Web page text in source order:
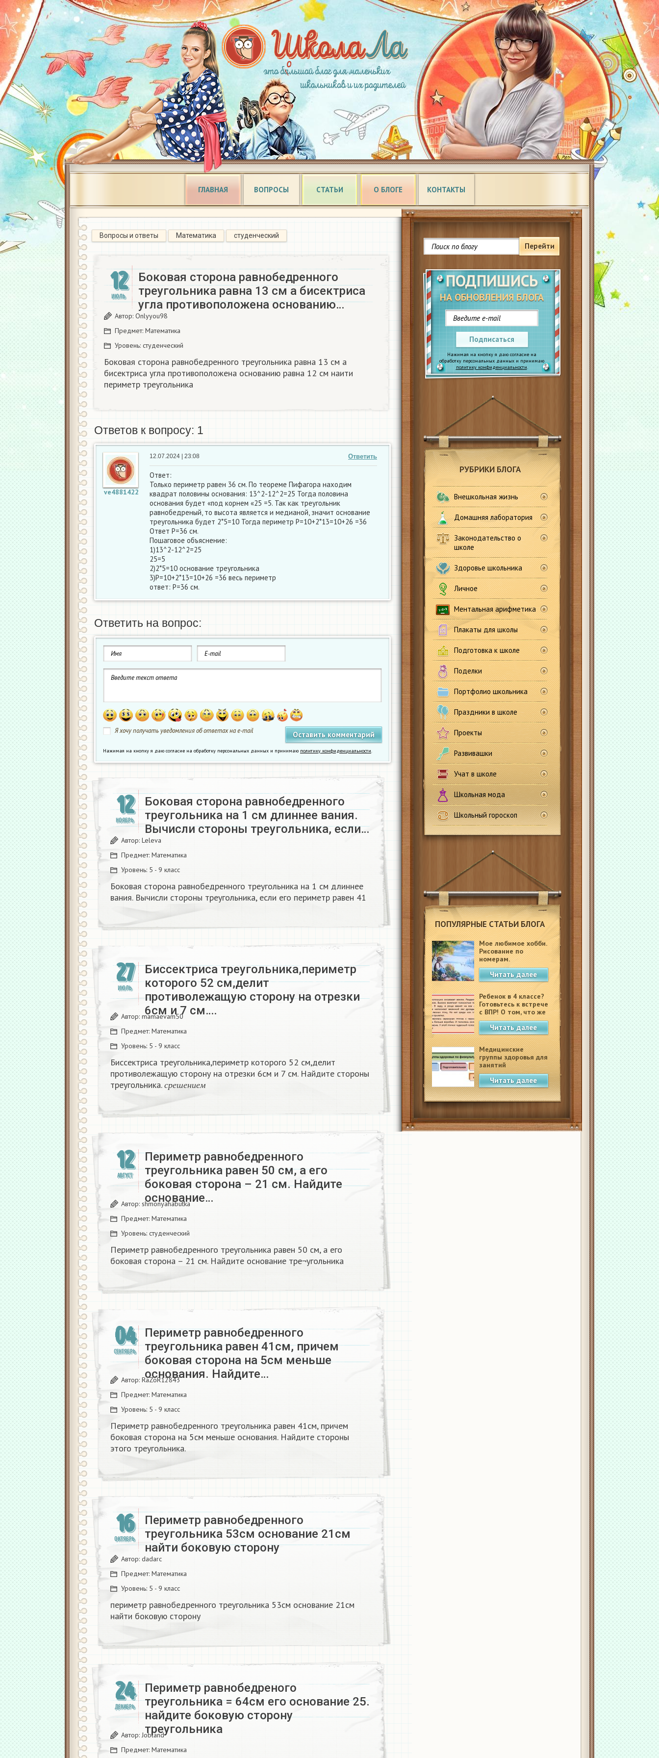
ГЛАВНАЯ ВОПРОСЫ СТАТЬИ О БЛОГЕ КОНТАКТЫ
Перейти
ПОДПИШИСЬ
НА ОБНОВЛЕНИЯ БЛОГА
Подписаться
Нажимая на кнопку я даю согласие на
обработку персональных данных и принимаю
политику конфиденциальности.
РУБРИКИ БЛОГА
Внешкольная жизнь
Домашняя лаборатория
Законодательство о
школе
Здоровье школьника
Личное
Ментальная арифметика
Плакаты для школы
Подготовка к школе
Поделки
Портфолио школьника
Праздники в школе
Проекты
Развивашки
Учат в школе
Школьная мода
Школьный гороскоп
ПОПУЛЯРНЫЕ СТАТЬИ БЛОГА
Мое любимое хобби.
Рисование по
номерам.
Читать далее
Ребенок в 4 классе?
Готовьтесь к встрече
с ВПР! О том, что же
это такое.
Читать далее
Медицинские
группы здоровья для
занятий
физкультурой в
школеЧитать далее
Вопросы и ответы Математика студенческий
12
ИЮЛЬ
Боковая сторона равнобедренного
треугольника равна 13 см а бисектриса
угла противоположена основанию…
Автор: Onlyyou98
Предмет: Математика
Уровень: студенческий
Боковая сторона равнобедренного треугольника равна 13 см а
бисектриса угла противоположена основанию равна 12 см наити
периметр треугольника
Ответов к вопросу: 1
ve4881422
Ответить
12.07.2024 | 23:08
Ответ:
Только периметр равен 36 см. По теореме Пифагора находим
квадрат половины основания: 13^2-12^2=25 Тогда половина
основания будет «под корнем «25 =5. Так как треугольник
равнобедреный, то высота является и медианой, значит основание
треугольника будет 2*5=10 Тогда периметр Р=10+2*13=10+26 =36
Ответ Р=36 см.
Пошаговое объяснение:
1)13^2-12^2=25
25=5
2)2*5=10 основание треугольника
3)Р=10+2*13=10+26 =36 весь периметр
ответ: Р=36 см.
Ответить на вопрос:
Я хочу получать уведомления об ответах на e-mail
Нажимая на кнопку я даю согласие на обработку персональных данных и принимаю политику конфиденциальности.
12
НОЯБРЬ
Боковая сторона равнобедренного
треугольника на 1 см длиннее вания.
Вычисли стороны треугольника, если…
Автор: Leleva
Предмет: Математика
Уровень: 5 - 9 класс
Боковая сторона равнобедренного треугольника на 1 см длиннее
вания. Вычисли стороны треугольника, если его периметр равен 41
27
ИЮЛЬ
Биссектриса треугольника,периметр
которого 52 см,делит
противолежащую сторону на отрезки
6см и 7 см….
Автор: mamaevam50
Предмет: Математика
Уровень: 5 - 9 класс
Биссектриса треугольника,периметр которого 52 см,делит
противолежащую сторону на отрезки 6см и 7 см. Найдите стороны
треугольника.
с р е ш е н и ем
сре шением
12
АВГУСТ
Периметр равнобедренного
треугольника равен 50 см, а его
боковая сторона – 21 см. Найдите
основание…
Автор: shmonyahabutka
Предмет: Математика
Уровень: студенческий
Периметр равнобедренного треугольника равен 50 см, а его
боковая сторона – 21 см. Найдите основание тре¬угольника
04
СЕНТЯБРЬ
Периметр равнобедренного
треугольника равен 41см, причем
боковая сторона на 5см меньше
основания. Найдите…
Автор: RaZoR12843
Предмет: Математика
Уровень: 5 - 9 класс
Периметр равнобедренного треугольника равен 41см, причем
боковая сторона на 5см меньше основания. Найдите стороны
этого треугольника. ​
16
ОКТЯБРЬ
Периметр равнобедренного
треугольника 53см основание 21см
найти боковую сторону
Автор: dadarc
Предмет: Математика
Уровень: 5 - 9 класс
периметр равнобедренного треугольника 53см основание 21см
найти боковую сторону
24
ДЕКАБРЬ
Периметр равнобедреного
треугольника = 64см его основание 25.
найдите боковую сторону
треугольника​
Автор: Jobland
Предмет: Математика